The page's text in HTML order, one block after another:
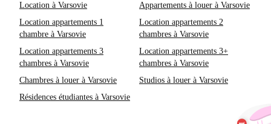
Location à Varsovie
Appartements à louer à Varsovie
Location appartements 1
chambre à Varsovie
Location appartements 2
chambres à Varsovie
Location appartements 3
chambres à Varsovie
Location appartements 3+
chambres à Varsovie
Chambres à louer à Varsovie
Studios à louer à Varsovie
Résidences étudiantes à Varsovie